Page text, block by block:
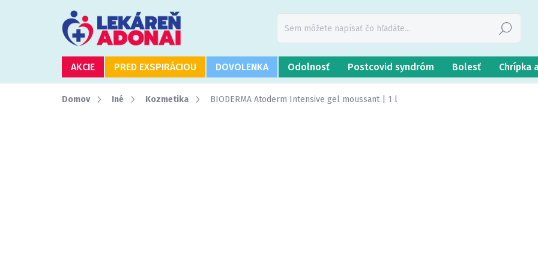
Hľadať
AKCIE PRED EXSPIRÁCIOU DOVOLENKA Odolnosť Postcovid syndróm Bolesť Chrípka
Domov Iné Kozmetika BIODERMA Atoderm Intensive gel moussant | 1 l